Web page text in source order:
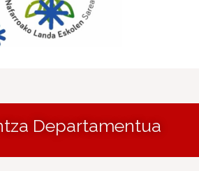
Departamentua